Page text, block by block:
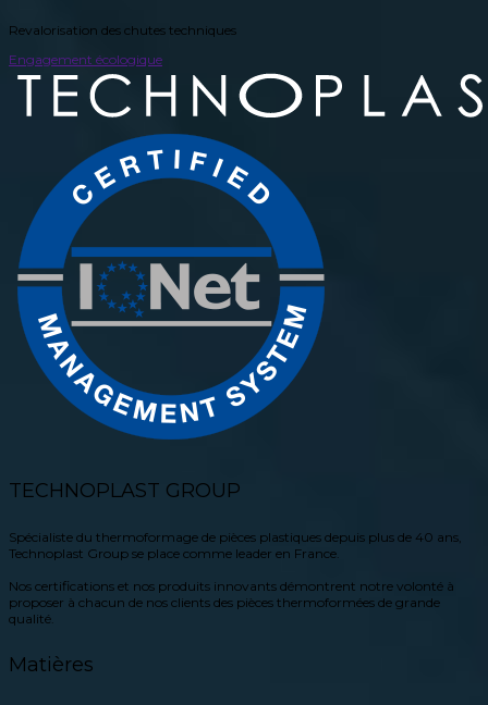
Revalorisation des chutes techniques
Engagement écologique
TECHNOPLAST GROUP
Spécialiste du thermoformage de pièces plastiques depuis plus de 40 ans,
Technoplast Group se place comme leader en France.
Nos certifications et nos produits innovants démontrent notre volonté à
proposer à chacun de nos clients des pièces thermoformées de grande
qualité.
Matières